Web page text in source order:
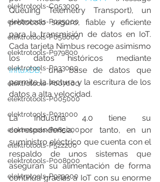
elektrotools-C053000
elektrotools-P025000
elektrotools-P058000
elektrotools-P979800
elektrotools-P033000
elektrotools-P007000
elektrotools-P005000
elektrotools-P021000
elektrotools-P085000
elektrotools-P522200
elektrotools-P008000
elektrotools-P929000
Queuing Telemetry Transport), un
protocolo seguro, fiable y eficiente
para la transmisión de datos en IoT.
Cada tarjeta Nimbus recoge asimismo
InfluxDB, una base de datos que
permite la lectura y la escritura de los
datos a alta velocidad.
La Industria 4.0 tiene su
correspondencia, por tanto, en un
suministro eléctrico que cuenta con el
respaldo de unos sistemas que
aseguran su alimentación de forma
continua gracias a IoT con su enorme